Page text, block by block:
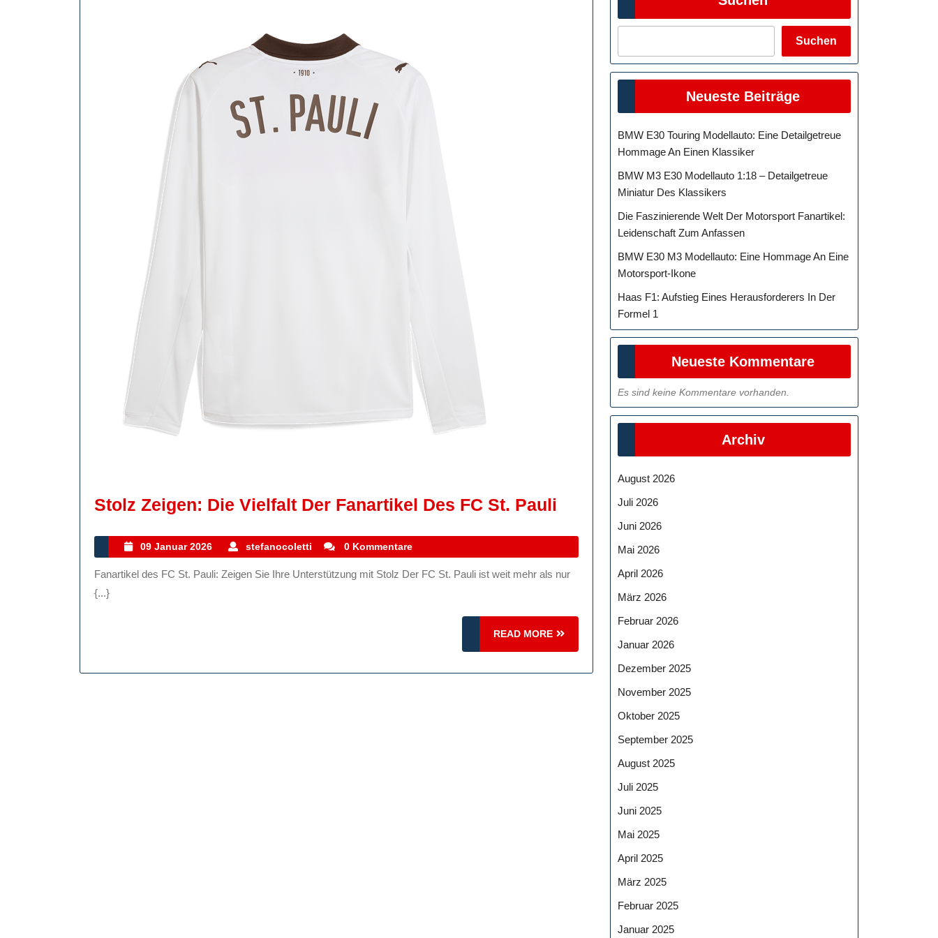
Stolz Zeigen: Die Vielfalt Der Fanartikel Des FC St. Pauli
Des
FC
St.
09 Januar 2026
09
Januar
2026
stefanocoletti stefanocoletti
0 Kommentare
Fanartikel des FC St. Pauli: Zeigen Sie Ihre Unterstützung mit Stolz Der FC St. Pauli ist weit mehr als nur
{...}
READ MORE
READ
MORE
Suchen
Neueste Beiträge
BMW E30 Touring Modellauto: Eine Detailgetreue
Hommage An Einen Klassiker
BMW M3 E30 Modellauto 1:18 – Detailgetreue
Miniatur Des Klassikers
Die Faszinierende Welt Der Motorsport Fanartikel:
Leidenschaft Zum Anfassen
BMW E30 M3 Modellauto: Eine Hommage An Eine
Motorsport-Ikone
Haas F1: Aufstieg Eines Herausforderers In Der
Formel 1
Neueste Kommentare
Es sind keine Kommentare vorhanden.
Archiv
August 2026
Juli 2026
Juni 2026
Mai 2026
April 2026
März 2026
Februar 2026
Januar 2026
Dezember 2025
November 2025
Oktober 2025
September 2025
August 2025
Juli 2025
Juni 2025
Mai 2025
April 2025
März 2025
Februar 2025
Januar 2025